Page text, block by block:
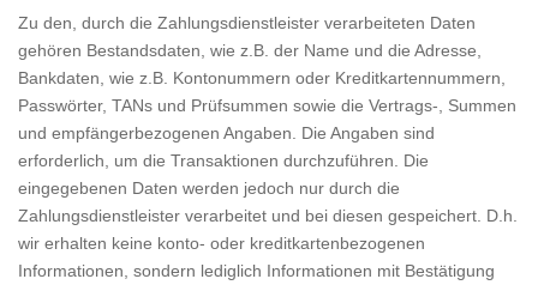
Zu den, durch die Zahlungsdienstleister verarbeiteten Daten
gehören Bestandsdaten, wie z.B. der Name und die Adresse,
Bankdaten, wie z.B. Kontonummern oder Kreditkartennummern,
Passwörter, TANs und Prüfsummen sowie die Vertrags-, Summen
und empfängerbezogenen Angaben. Die Angaben sind
erforderlich, um die Transaktionen durchzuführen. Die
eingegebenen Daten werden jedoch nur durch die
Zahlungsdienstleister verarbeitet und bei diesen gespeichert. D.h.
wir erhalten keine konto- oder kreditkartenbezogenen
Informationen, sondern lediglich Informationen mit Bestätigung